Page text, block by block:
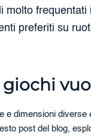
molto
preferiti su
e dimensioni
post del blog,